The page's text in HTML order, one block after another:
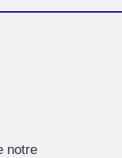
notre